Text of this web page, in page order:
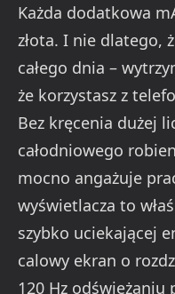
Każda dodatkowa
złota. I nie dlatego,
całego dnia –
że korzystasz z
Bez kręcenia dużej
całodniowego
mocno angażuje
wyświetlacza to
szybko uciekającej
calowy ekran o
120 Hz odświeżaniu